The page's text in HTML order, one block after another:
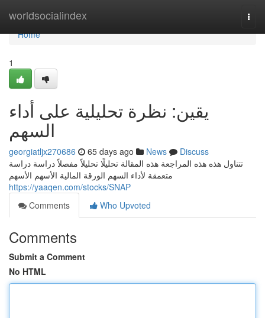
worldsocialindex
Home
Home
1
يقين: نظرة تحليلية على أداء
السهم
georgiatljx270686 65 days ago News
Discuss
تتناول هذه هذه المراجعة هذه المقالة تحليلًا تحليلاً مفصلاً دراسة دراسة
متعمقة لأداء السهم الورقة المالية الأسهم الأسهم
https://yaaqen.com/stocks/SNAP
Comments
Who Upvoted
Comments
Submit a Comment
No HTML